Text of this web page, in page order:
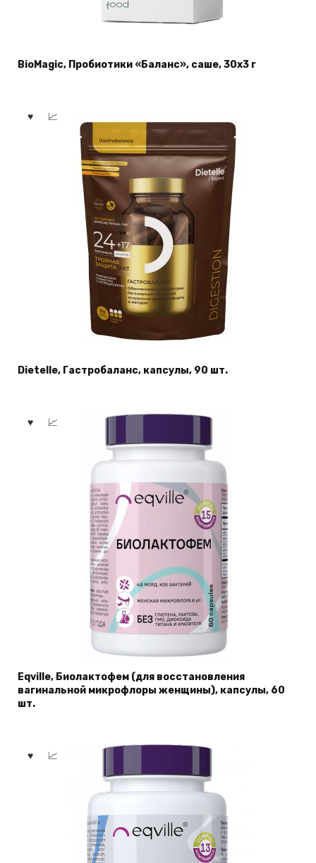
BioMagic, Пробиотики «Баланс», саше, 30х3 г
Dietelle, Гастробаланс, капсулы, 90 шт.
Eqville, Биолактофем (для восстановления
вагинальной микрофлоры женщины), капсулы, 60
шт.